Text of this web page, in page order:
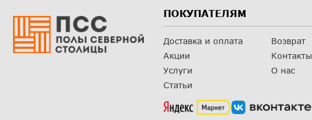
ПОКУПАТЕЛЯМ
Доставка и оплата
Акции
Услуги
Статьи
Возврат
Контакты
О нас